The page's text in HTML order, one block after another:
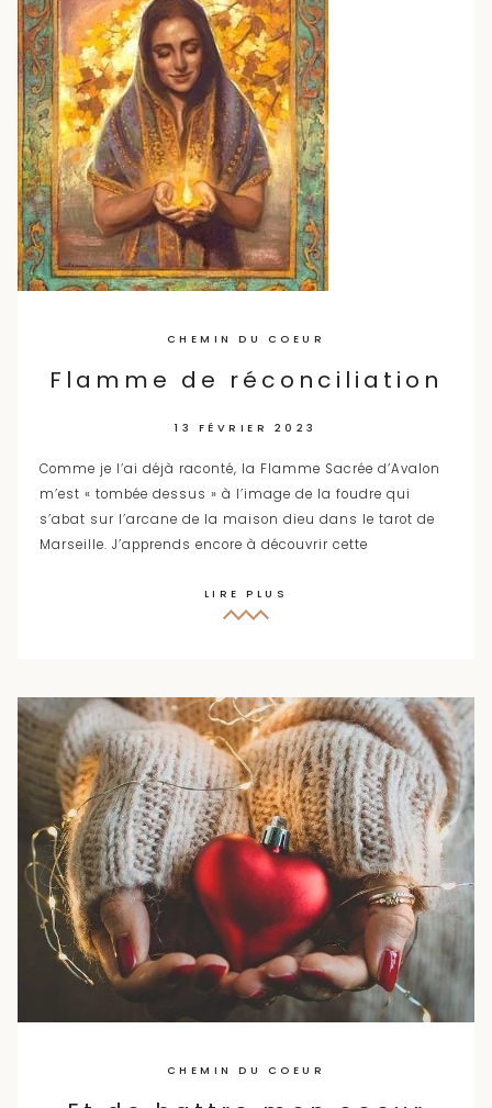
CHEMIN DU COEUR
Flamme de réconciliation
13 FÉVRIER 2023
Comme je l’ai déjà raconté, la Flamme Sacrée d’Avalon
m’est « tombée dessus » à l’image de la foudre qui
s’abat sur l’arcane de la maison dieu dans le tarot de
Marseille. J’apprends encore à découvrir cette
LIRE PLUS
CHEMIN DU COEUR